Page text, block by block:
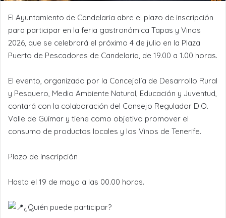
El Ayuntamiento de Candelaria abre el plazo de inscripción
para participar en la feria gastronómica Tapas y Vinos
2026, que se celebrará el próximo 4 de julio en la Plaza
Puerto de Pescadores de Candelaria, de 19.00 a 1.00 horas.
El evento, organizado por la Concejalía de Desarrollo Rural
y Pesquero, Medio Ambiente Natural, Educación y Juventud,
contará con la colaboración del Consejo Regulador D.O.
Valle de Güímar y tiene como objetivo promover el
consumo de productos locales y los Vinos de Tenerife.
Plazo de inscripción
Hasta el 19 de mayo a las 00.00 horas.
¿Quién puede participar?